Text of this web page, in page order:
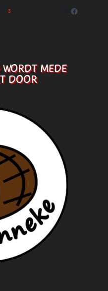
3
MEDE
DOOR